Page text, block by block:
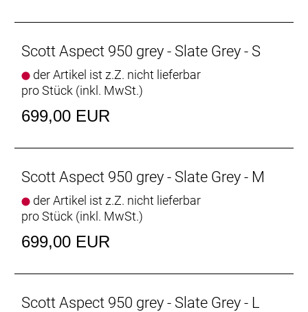
Scott Aspect 950 grey - Slate Grey - S
der Artikel ist z.Z. nicht lieferbar
pro Stück (inkl. MwSt.)
699,00 EUR
Scott Aspect 950 grey - Slate Grey - M
der Artikel ist z.Z. nicht lieferbar
pro Stück (inkl. MwSt.)
699,00 EUR
Scott Aspect 950 grey - Slate Grey - L